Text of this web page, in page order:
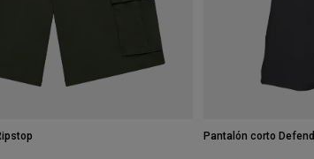
Pantalón corto Defend